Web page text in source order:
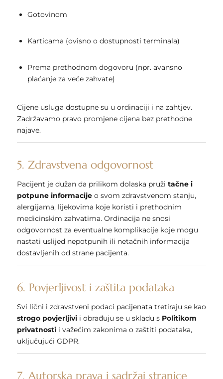
Gotovinom
Karticama (ovisno o dostupnosti terminala)
Prema prethodnom dogovoru (npr. avansno
plaćanje za veće zahvate)
Cijene usluga dostupne su u ordinaciji i na zahtjev.
Zadržavamo pravo promjene cijena bez prethodne
najave.
5. Zdravstvena odgovornost
Pacijent je dužan da prilikom dolaska pruži tačne i
potpune informacijeo svom zdravstvenom stanju,
alergijama, lijekovima koje koristi i prethodnim
medicinskim zahvatima. Ordinacija ne snosi
odgovornost za eventualne komplikacije koje mogu
nastati uslijed nepotpunih ili netačnih informacija
dostavljenih od strane pacijenta.
6. Povjerljivost i zaštita podataka
Svi lični i zdravstveni podaci pacijenata tretiraju se kao
strogo povjerljivii obrađuju se u skladu s Politikom
privatnostii važećim zakonima o zaštiti podataka,
uključujući GDPR.
7. Autorska prava i sadržaj stranice